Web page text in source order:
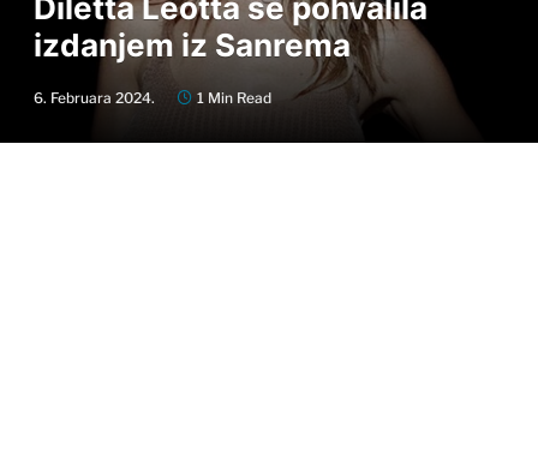
Diletta Leotta se pohvalila
izdanjem iz Sanrema
6. Februara 2024. 1 Min Read